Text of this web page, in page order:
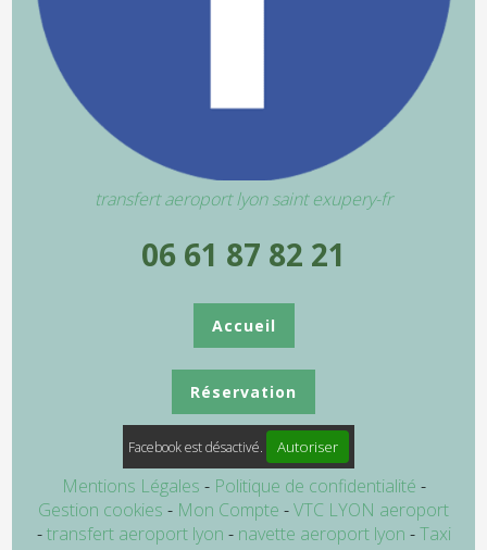
transfert aeroport lyon saint exupery-fr
06 61 87 82 21
Accueil
Réservation
Facebook est désactivé. Autoriser
Mentions Légales
Politique de confidentialité
Gestion cookies
Mon Compte
VTC LYON aeroport
transfert aeroport lyon
navette aeroport lyon
Taxi